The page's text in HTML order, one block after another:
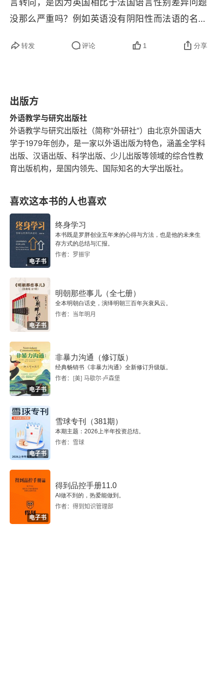
言转向，是因为英国相比于法国语言性别差异问题
没那么严重吗？例如英语没有阴阳性而法语的名词
（教师）、é
crivan （作家）都只有阳性形式（也
转发 评论 1 分享
出版方
外语教学与研究出版社
外语教学与研究出版社（简称“外研社”）由北京外国语大
学于1979年创办，是一家以外语出版为特色，涵盖全学科
出版、汉语出版、科学出版、少儿出版等领域的综合性教
育出版机构，是国内领先、国际知名的大学出版社。
喜欢这本书的人也喜欢
电子书
终身学习
本书既是罗胖创业五年来的心得与方法，也是他的未来生
存方式的总结与汇报。
作者：罗振宇
电子书
明朝那些事儿（全七册）
全本明朝白话史，演绎明朝三百年兴衰风云。
作者：当年明月
电子书
非暴力沟通（修订版）
经典畅销书《非暴力沟通》全新修订升级版。
作者：[美] 马歇尔·卢森堡
电子书
雪球专刊（381期）
本期主题：2026上半年投资总结。
作者：雪球
电子书
得到品控手册11.0
AI做不到的，热爱能做到。
作者：得到知识管理部